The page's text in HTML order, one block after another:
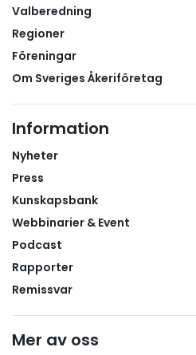
Valberedning
Regioner
Föreningar
Om Sveriges Åkeriföretag
Information
Nyheter
Press
Kunskapsbank
Webbinarier & Event
Podcast
Rapporter
Remissvar
Mer av oss